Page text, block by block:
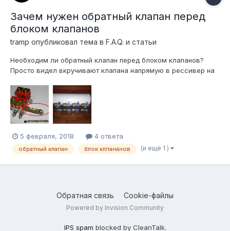
Зачем нужен обратный клапан перед
блоком клапанов
tramp опубликовал тема в F.A.Q. и статьи
Необходим ли обратный клапан перед блоком клапанов?
Просто видел вкручивают клапана напрямую в рессивер на
именно блок ? Спрашиваю потому что имею 2х контурный
блок как на певрвом фото и 4 клапана ловато, которые
удобнее будет вкуртить в ресси...
5 февраля, 2018 4 ответа
обратный клапан блок клпананов (и ещё 1 )
Обратная связь Cookie-файлы
Powered by Invision Community
IPS spam blocked by CleanTalk.